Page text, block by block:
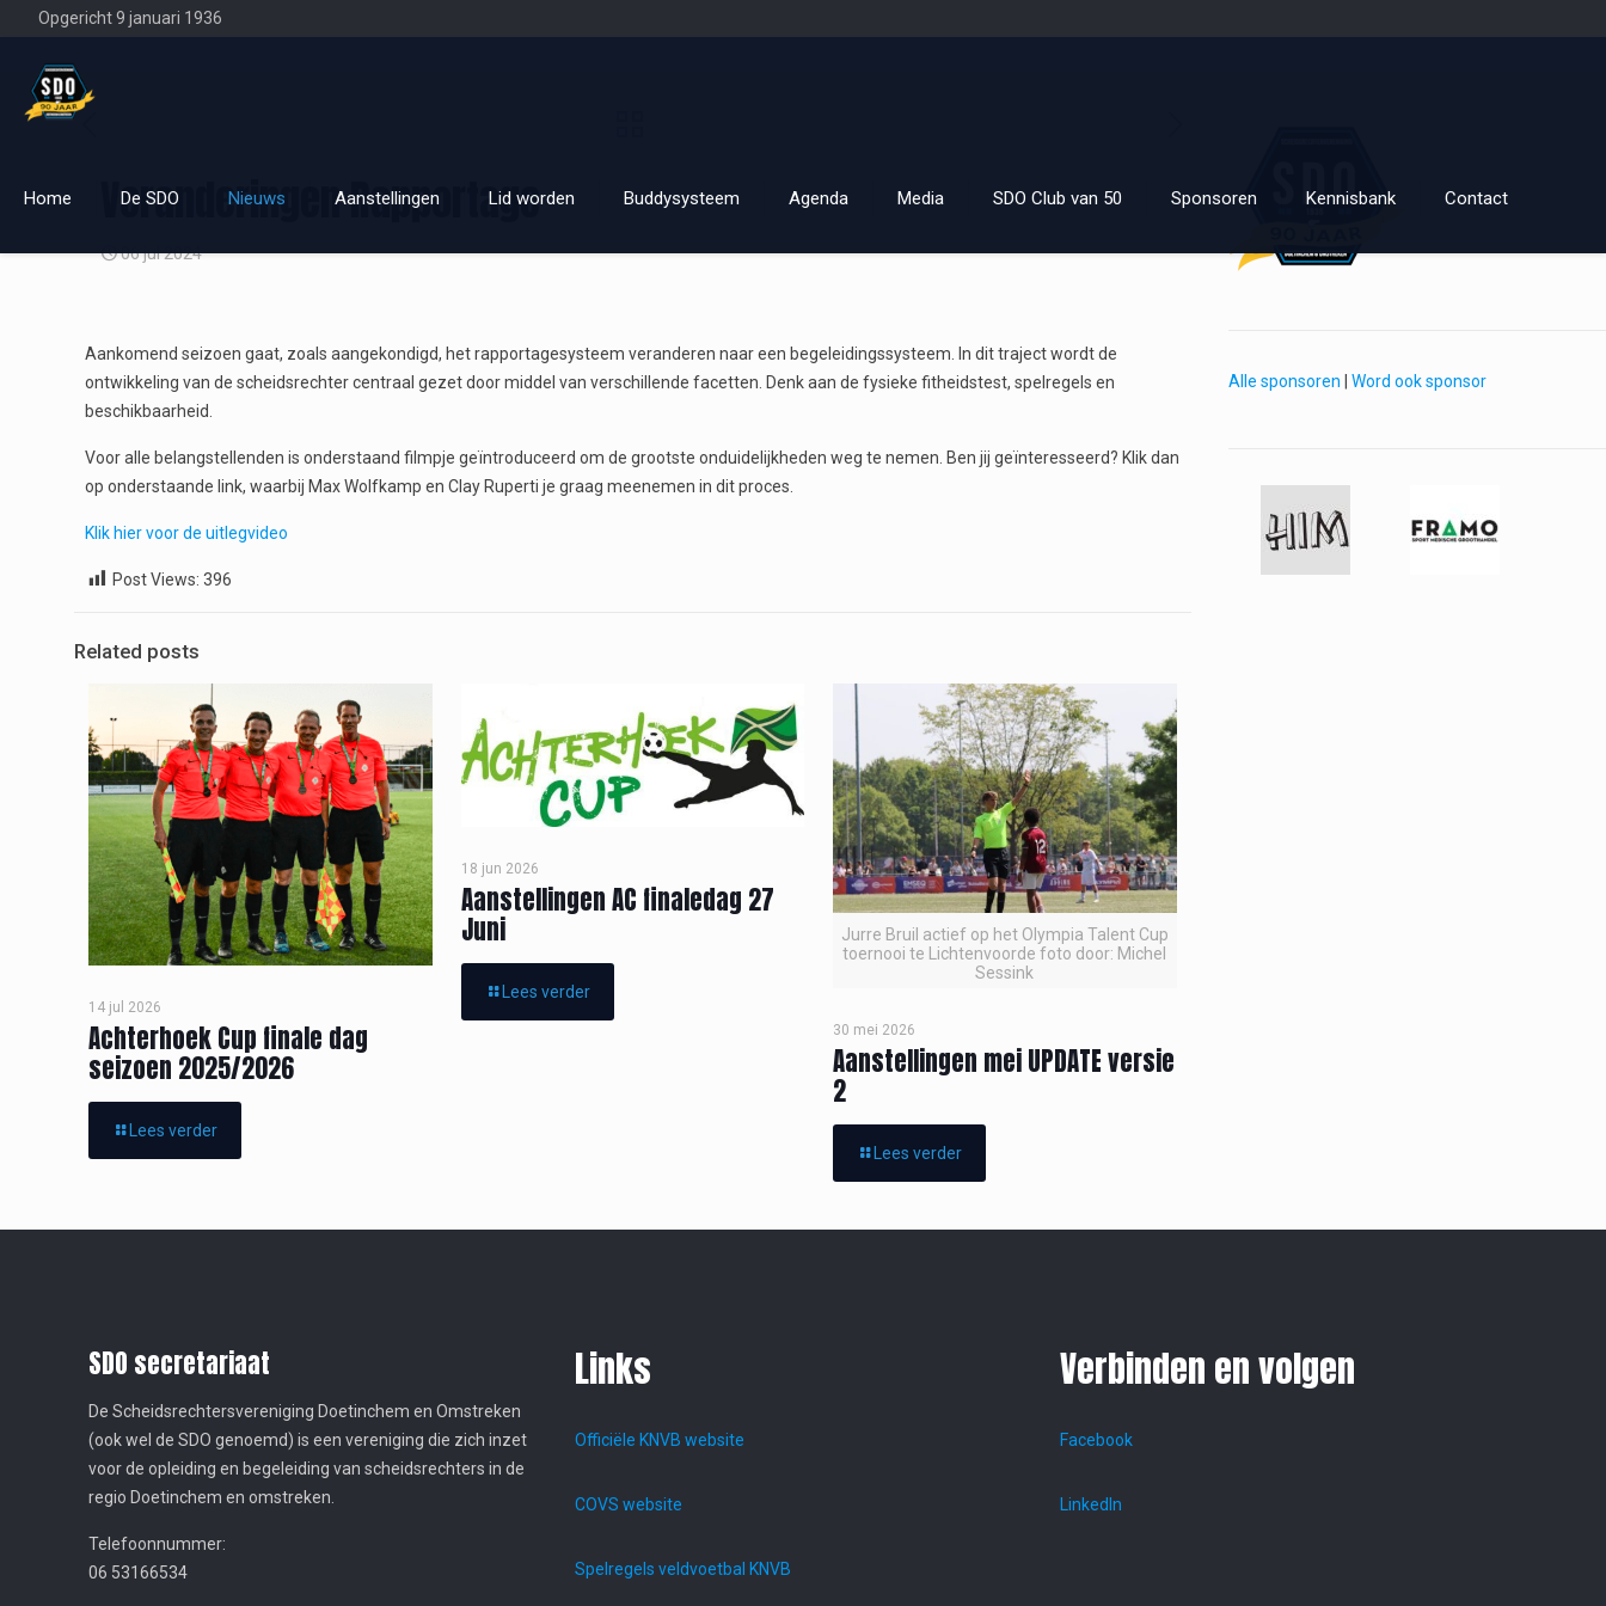
Opgericht 9 januari 1936
Home De SDO Nieuws Aanstellingen Lid worden Buddysysteem Agenda Media SDO Club van 50 Sponsoren Kennisbank Contact
Veranderingen Rapportage
06 jul 2024
Aankomend seizoen gaat, zoals aangekondigd, het rapportagesysteem veranderen naar een begeleidingssysteem. In dit traject wordt de
ontwikkeling van de scheidsrechter centraal gezet door middel van verschillende facetten. Denk aan de fysieke fitheidstest, spelregels en
beschikbaarheid.
Voor alle belangstellenden is onderstaand filmpje geïntroduceerd om de grootste onduidelijkheden weg te nemen. Ben jij geïnteresseerd? Klik dan
op onderstaande link, waarbij Max Wolfkamp en Clay Ruperti je graag meenemen in dit proces.
Klik hier voor de uitlegvideo
Post Views: 396
Related posts
14 jul 2026
Achterhoek Cup finale dag
seizoen 2025/2026
Lees verder
18 jun 2026
Aanstellingen AC finaledag 27
Juni
Lees verder
Jurre Bruil actief op het Olympia Talent Cup
toernooi te Lichtenvoorde foto door: Michel
Sessink
30 mei 2026
Aanstellingen mei UPDATE versie
2
Lees verder
Alle sponsoren Word ook sponsor
SDO secretariaat
De Scheidsrechtersvereniging Doetinchem en Omstreken
(ook wel de SDO genoemd) is een vereniging die zich inzet
voor de opleiding en begeleiding van scheidsrechters in de
regio Doetinchem en omstreken.
Telefoonnummer:
06 53166534
Links
Officiële KNVB website
COVS website
Spelregels veldvoetbal KNVB
Verbinden en volgen
Facebook
LinkedIn